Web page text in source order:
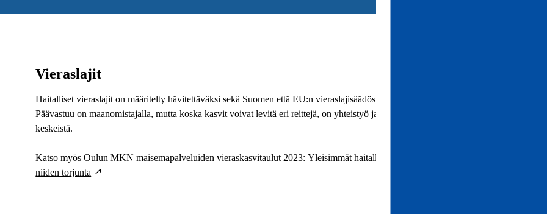
Vieraslajit
Haitalliset vieraslajit on määritelty hävitettäväksi sekä Suomen että EU:n vieraslajisäädösten mukaan.
Päävastuu on maanomistajalla, mutta koska kasvit voivat levitä eri reittejä, on yhteistyö ja tiedottaminen
keskeistä.
Katso myös Oulun MKN maisemapalveluiden vieraskasvitaulut 2023:Yleisimmät haitalliset vieraskasvit ja
niiden torjunta